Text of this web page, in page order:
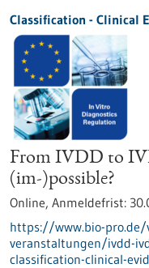
Classification - Clinical
From IVDD to
(im-)possible?
Online, Anmeldefrist:
https://www.bio-
veranstaltungen/ivdd-
classification-clinical-